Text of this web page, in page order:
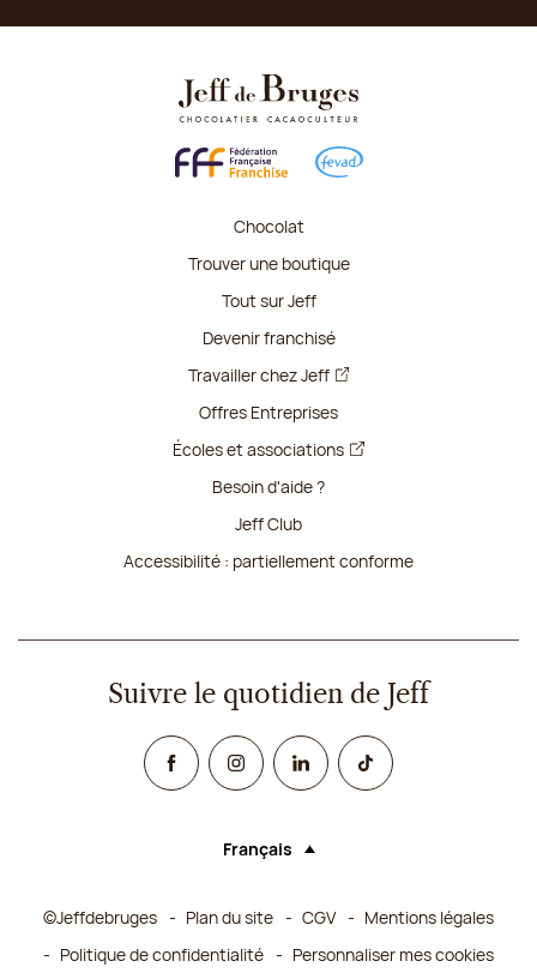
Chocolat
Trouver une boutique
Tout sur Jeff
Devenir franchisé
Travailler chez Jeff
Offres Entreprises
Écoles et associations
Besoin d'aide ?
Jeff Club
Accessibilité : partiellement conforme
Suivre le quotidien de Jeff
FacebookInstagramLinked InTikTok
Langue (sélectionner une option
Français
©Jeffdebruges Plan du site CGV
Mentions légales
Politique de confidentialité
Personnaliser mes cookies